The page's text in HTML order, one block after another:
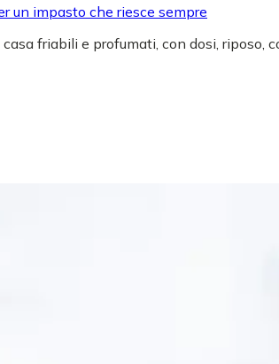
un impasto che riesce sempre
friabili e profumati, con dosi, riposo,